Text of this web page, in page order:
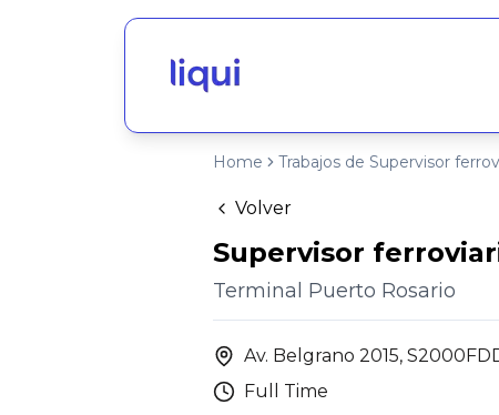
Home Trabajos de Supervisor
Volver
Supervisor
Terminal Puerto Rosario
Av. Belgrano 2015,
Full Time